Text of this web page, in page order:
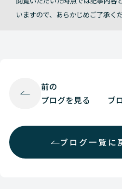
いますので、あらかじめご了承くだ
前の
ブログを見る
ブログ一覧に
ブ